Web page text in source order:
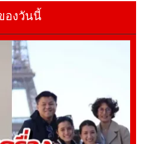
องวันนี้